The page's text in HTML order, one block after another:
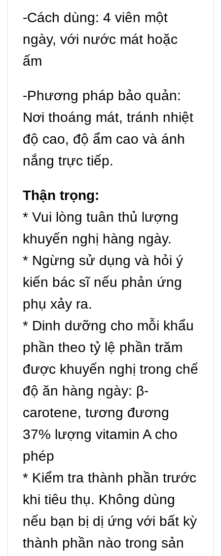
-Cách dùng: 4 viên một
ngày, với nước mát hoặc
ấm
-Phương pháp bảo quản:
Nơi thoáng mát, tránh nhiệt
độ cao, độ ẩm cao và ánh
nắng trực tiếp.
Thận trọng:
* Vui lòng tuân thủ lượng
khuyến nghị hàng ngày.
* Ngừng sử dụng và hỏi ý
kiến ​​bác sĩ nếu phản ứng
phụ xảy ra.
* Dinh dưỡng cho mỗi khẩu
phần theo tỷ lệ phần trăm
được khuyến nghị trong chế
độ ăn hàng ngày: β-
carotene, tương đương
37% lượng vitamin A cho
phép
* Kiểm tra thành phần trước
khi tiêu thụ. Không dùng
nếu bạn bị dị ứng với bất kỳ
thành phần nào trong sản